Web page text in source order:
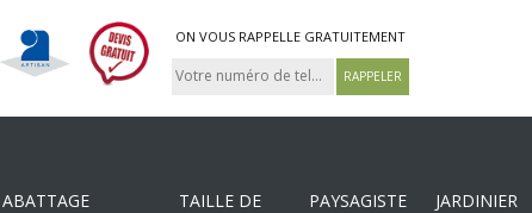
ON VOUS RAPPELLE GRATUITEMENT
ABATTAGE
TAILLE DE
PAYSAGISTE JARDINIER